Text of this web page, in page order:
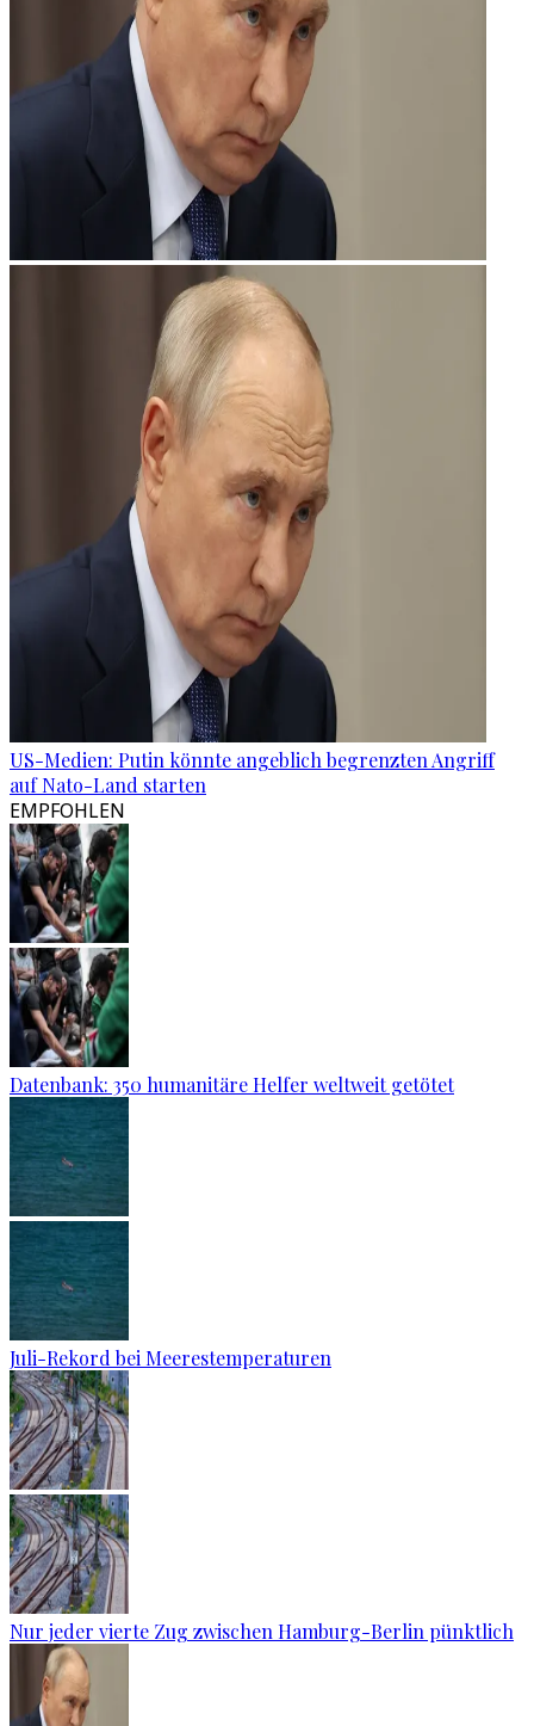
US-Medien: Putin könnte angeblich begrenzten Angriff
auf Nato-Land starten
EMPFOHLEN
Datenbank: 350 humanitäre Helfer weltweit getötet
Juli-Rekord bei Meerestemperaturen
Nur jeder vierte Zug zwischen Hamburg-Berlin pünktlich